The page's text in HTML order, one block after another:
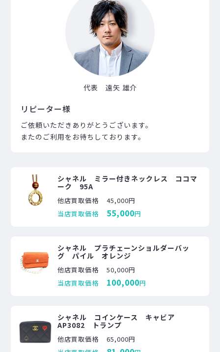
代表 遠矢 雄介
リピーター様
ご依頼いただきありがとうございます。
またのご利用をお待ちしております。
シャネル ミラー付きネックレス ココマ
ーク 95A
他店買取価格
45,000円
当店買取価格
55,000円
シャネル プラチェーンショルダーバッ
グ パイル オレンジ
他店買取価格
50,000円
当店買取価格
100,000円
シャネル コインケース キャビア
AP3082 トランプ
他店買取価格
65,000円